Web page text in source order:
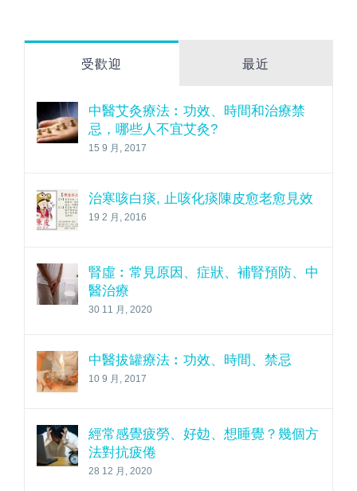
受歡迎 最近
中醫艾灸療法︰功效、時間和治療禁
忌，哪些人不宜艾灸?
15 9 月, 2017
治寒咳白痰, 止咳化痰陳皮愈老愈見效
19 2 月, 2016
腎虛︰常見原因、症狀、補腎預防、中
醫治療
30 11 月, 2020
中醫拔罐療法︰功效、時間、禁忌
10 9 月, 2017
經常感覺疲勞、好攰、想睡覺？幾個方
法對抗疲倦
28 12 月, 2020